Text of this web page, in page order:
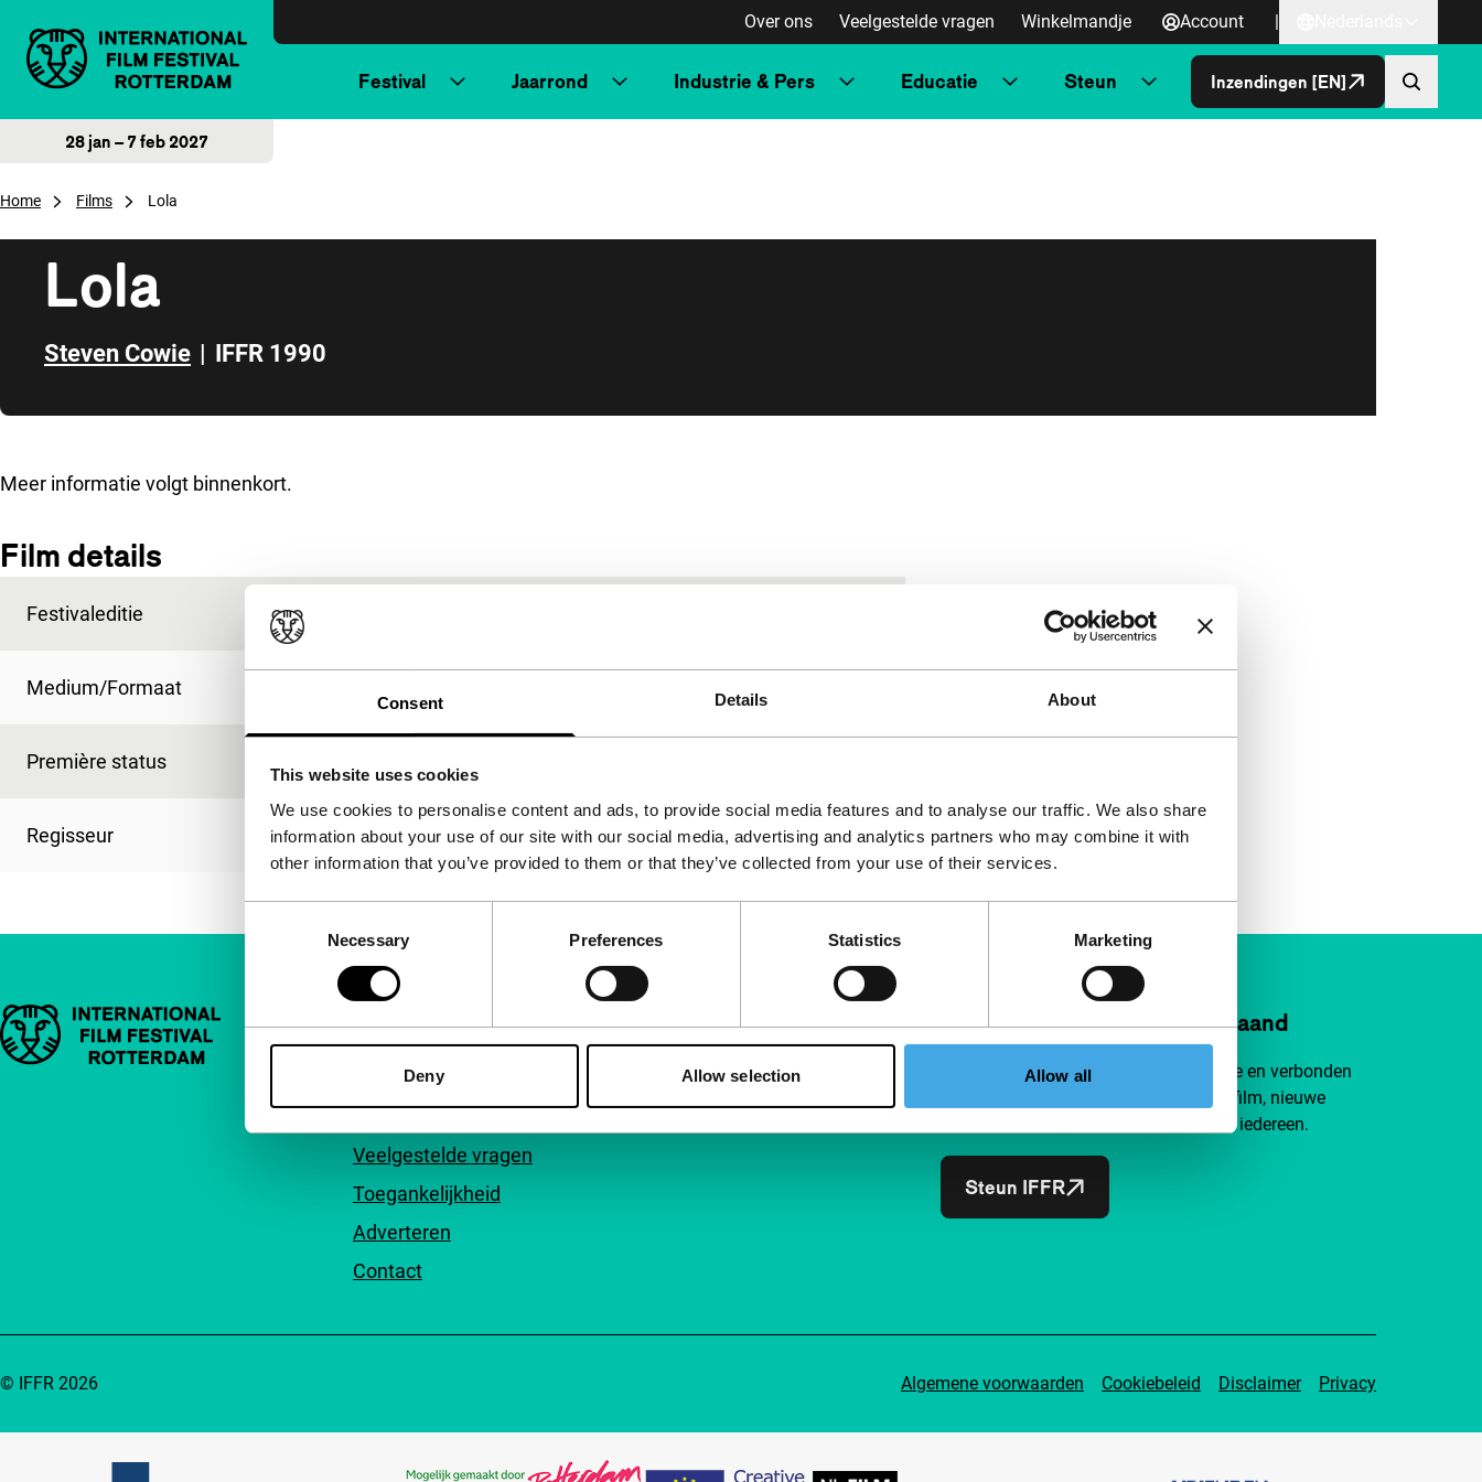
Consent Details About
This website uses cookies
We use cookies to personalise content and ads, to provide social media features and to analyse our traffic. We also share
information about your use of our site with our social media, advertising and analytics partners who may combine it with
other information that you’ve provided to them or that they’ve collected from your use of their services.
Selection
Necessary Preferences Statistics Marketing
Deny Allow selection Allow all
Over ons Veelgestelde vragen Winkelmandje Account |
Festival Jaarrond Industrie & Pers Educatie Steun Inzendingen [EN]
28 jan – 7 feb 2027
Home Films Lola
Lola
Steven Cowie | IFFR 1990
Meer informatie volgt binnenkort.
Film details
Festivaleditie
Medium/Formaat
Première status
Regisseur Steven Cowie
Belangrijke links Snel naar
Over ons
Veelgestelde vragen
Toegankelijkheid
Adverteren
Contact
Volg IFFR Steun IFFR al vanaf €4 per maand
Sluit je aan bij een groep nieuwsgierige en verbonden
filmliefhebbers. Maak onafhankelijke film, nieuwe
inzichten en inspiratie bereikbaar voor iedereen.
Steun IFFR
Algemene voorwaarden Cookiebeleid Disclaimer Privacy
© IFFR 2026